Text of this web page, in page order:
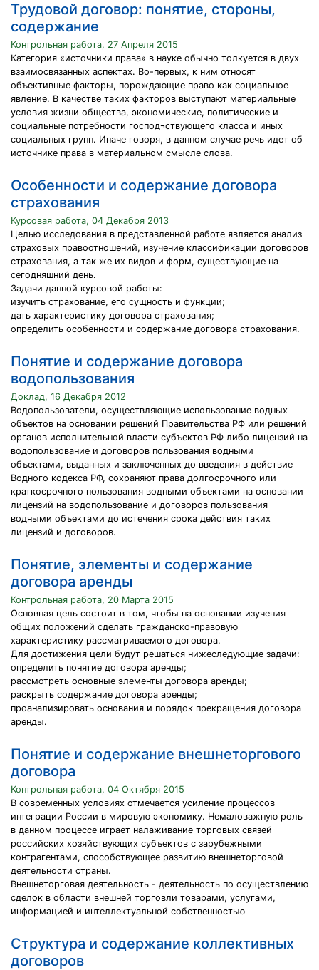
Трудовой договор: понятие, стороны,
содержание
Контрольная работа, 27 Апреля 2015
Категория «источники права» в науке обычно толкуется в двух
взаимосвязанных аспектах. Во-первых, к ним относят
объективные факторы, порождающие право как социальное
явление. В качестве таких факторов выступают материальные
условия жизни общества, экономические, политические и
социальные потребности господ¬ствующего класса и иных
социальных групп. Иначе говоря, в данном случае речь идет об
источнике права в материальном смысле слова.
Особенности и содержание договора
страхования
Курсовая работа, 04 Декабря 2013
Целью исследования в представленной работе является анализ
страховых правоотношений, изучение классификации договоров
страхования, а так же их видов и форм, существующие на
сегодняшний день.
Задачи данной курсовой работы:
изучить страхование, его сущность и функции;
дать характеристику договора страхования;
определить особенности и содержание договора страхования.
Понятие и содержание договора
водопользования
Доклад, 16 Декабря 2012
Водопользователи, осуществляющие использование водных
объектов на основании решений Правительства РФ или решений
органов исполнительной власти субъектов РФ либо лицензий на
водопользование и договоров пользования водными
объектами, выданных и заключенных до введения в действие
Водного кодекса РФ, сохраняют права долгосрочного или
краткосрочного пользования водными объектами на основании
лицензий на водопользование и договоров пользования
водными объектами до истечения срока действия таких
лицензий и договоров.
Понятие, элементы и содержание
договора аренды
Контрольная работа, 20 Марта 2015
Основная цель состоит в том, чтобы на основании изучения
общих положений сделать гражданско-правовую
характеристику рассматриваемого договора.
Для достижения цели будут решаться нижеследующие задачи:
определить понятие договора аренды;
рассмотреть основные элементы договора аренды;
раскрыть содержание договора аренды;
проанализировать основания и порядок прекращения договора
аренды.
Понятие и содержание внешнеторгового
договора
Контрольная работа, 04 Октября 2015
В современных условиях отмечается усиление процессов
интеграции России в мировую экономику. Немаловажную роль
в данном процессе играет налаживание торговых связей
российских хозяйствующих субъектов с зарубежными
контрагентами, способствующее развитию внешнеторговой
деятельности страны.
Внешнеторговая деятельность - деятельность по осуществлению
сделок в области внешней торговли товарами, услугами,
информацией и интеллектуальной собственностью
Структура и содержание коллективных
договоров